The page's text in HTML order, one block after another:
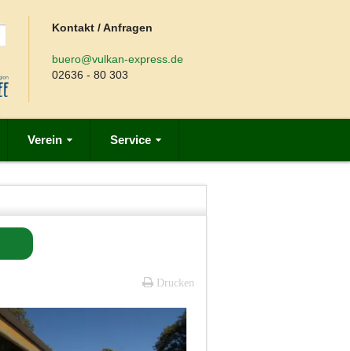
Kontakt / Anfragen
buero@vulkan-express.de
02636 - 80 303
Verein Service
Drucken